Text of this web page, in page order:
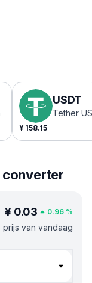
USDT
Tether
¥ 158.15
converter
¥ 0.03 0.96 %
van vandaag